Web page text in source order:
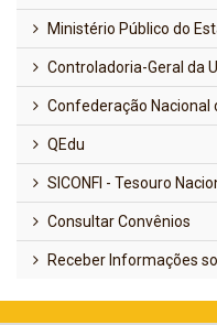
Ministério Público do
Controladoria-Geral da
Confederação Nacional
QEdu
SICONFI - Tesouro
Consultar Convênios
Receber Informações